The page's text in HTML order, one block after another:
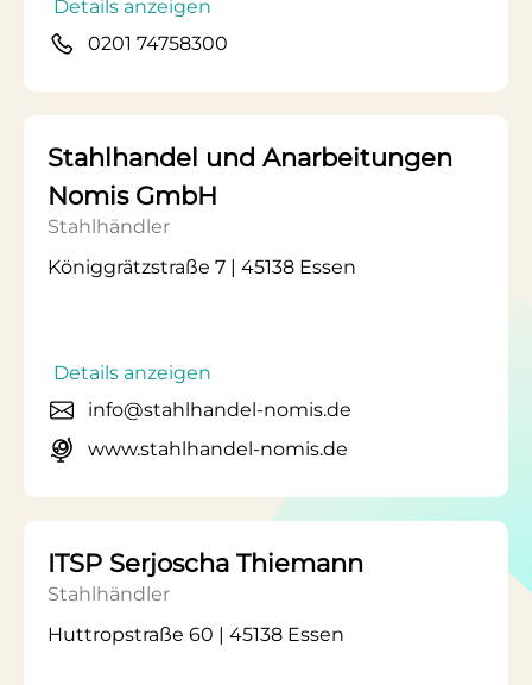
Details anzeigen
0201 74758300
Stahlhandel und Anarbeitungen
Nomis GmbH
Stahlhändler
Königgrätzstraße 7 | 45138 Essen
Details anzeigen
info@stahlhandel-nomis.de
www.stahlhandel-nomis.de
ITSP Serjoscha Thiemann
Stahlhändler
Huttropstraße 60 | 45138 Essen